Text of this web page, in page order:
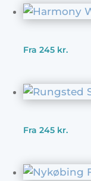
Fra245 kr.
Fra245 kr.